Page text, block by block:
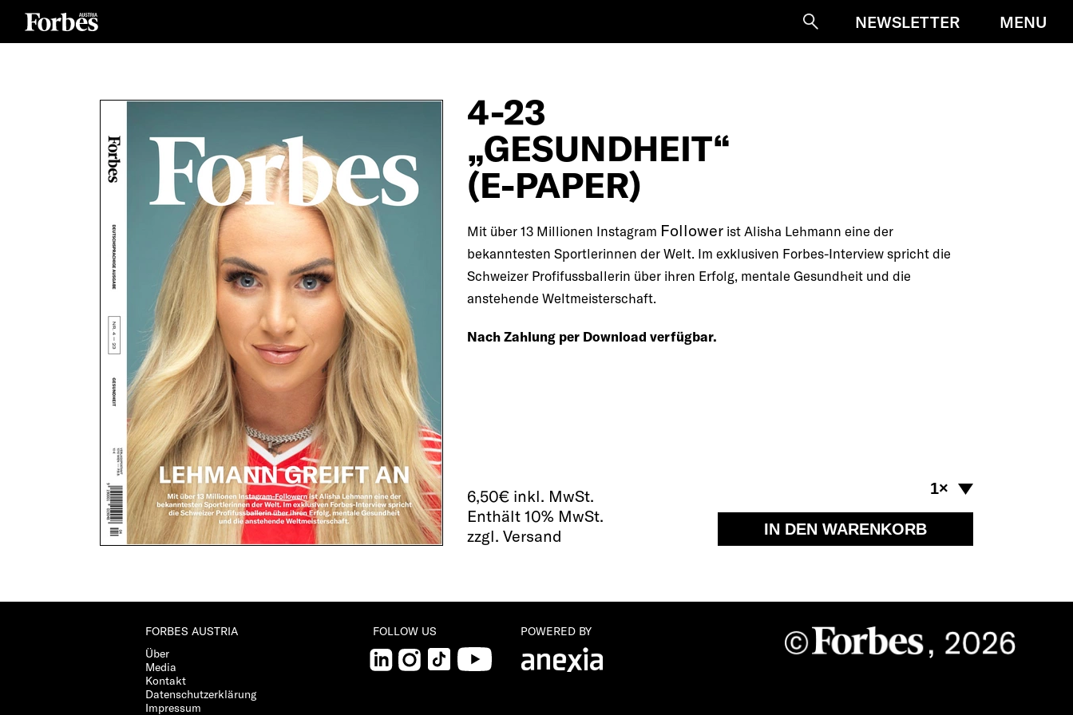
SucheNEWSLETTER MENU
4-23
„GESUNDHEIT“
(E-PAPER)
Mit über 13 Millionen Instagram Follower ist Alisha Lehmann eine der
bekanntesten Sportlerinnen der Welt. Im exklusiven Forbes-Interview spricht die
Schweizer Profifussballerin über ihren Erfolg, mentale Gesundheit und die
anstehende Weltmeisterschaft.
Nach Zahlung per Download verfügbar.
6,50€ inkl. MwSt.
Enthält 10% MwSt.
zzgl. Versand
FORBES AUSTRIA
Über
Media
Kontakt
Datenschutzerklärung
Impressum
FOLLOW US
LinkedInInstagram
TikTok YouTube
POWERED BY